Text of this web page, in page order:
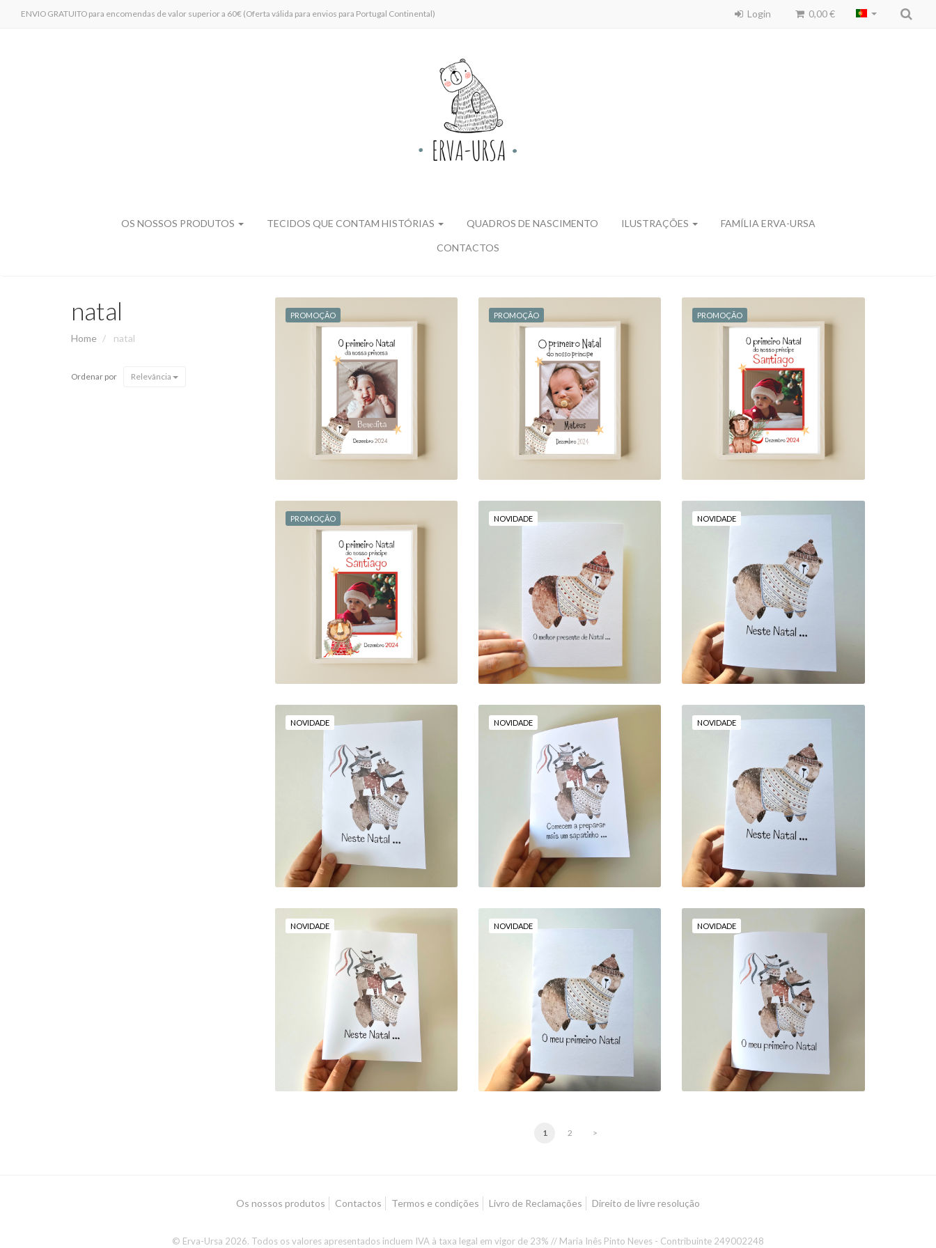
ENVIO GRATUITO para encomendas de valor superior a 60€ (Oferta válida para envios para Portugal Continental) Login 0,00 €
OS NOSSOS PRODUTOS TECIDOS QUE CONTAM HISTÓRIAS QUADROS DE NASCIMENTO ILUSTRAÇÕES FAMÍLIA ERVA-URSA
CONTACTOS
natal
Home natal
Ordenar por Relevância
PROMOÇÃO
"O PRIMEIRO NATAL DA
NOSSA PRINCESA"
14,00 € 18,00 €
PROMOÇÃO
"O PRIMEIRO NATAL DO
NOSSO PRÍNCIPE"
14,00 € 18,00 €
PROMOÇÃO
"O PRIMEIRO NATAL DO
NOSSO PRÍNCIPE/DA
NOSSA PRINCESA"
14,00 € 18,00 €
PROMOÇÃO
"O PRIMEIRO NATAL DO
NOSSO PRÍNCIPE/DA
NOSSA PRINCESA"
14,00 € 18,00 €
NOVIDADE
POSTAL: "O MELHOR
PRESENTE DE NATAL...
CHEGOU MAIS CEDO
ESTE ANO!"
8,00 €
NOVIDADE
POSTAL: "NESTE NATAL
... ÉS O NOSSO MAIOR
PRESENTE!"
8,00 €
NOVIDADE
POSTAL: "NESTE NATAL
... ÉS O NOSSO MAIOR
PRESENTE!"
8,00 €
NOVIDADE
POSTAL: "COMECEM A
PREPARAR MAIS UM
SAPATINHO... NO
PRÓXIMO NATAL
ESTOU CÁ EU!"
8,00 €
NOVIDADE
POSTAL: "NESTE NATAL
... ÉS A ESTRELA QUE
ILUMINA A NOSSA VIDA
COM TANTA ALEGRIA"
8,00 €
NOVIDADE
POSTAL: "NESTE NATAL
... ÉS A ESTRELA QUE
ILUMINA A NOSSA VIDA
COM TANTA ALEGRIA"
8,00 €
NOVIDADE
POSTAL: "O MEU
PRIMEIRO NATAL"
8,00 €
NOVIDADE
POSTAL: "O MEU
PRIMEIRO NATAL"
8,00 €
1 2 >
Os nossos produtos Contactos Termos e condições Livro de Reclamações Direito de livre resolução
© Erva-Ursa 2026. Todos os valores apresentados incluem IVA à taxa legal em vigor de 23% // Maria Inês Pinto Neves - Contribuinte 249002248